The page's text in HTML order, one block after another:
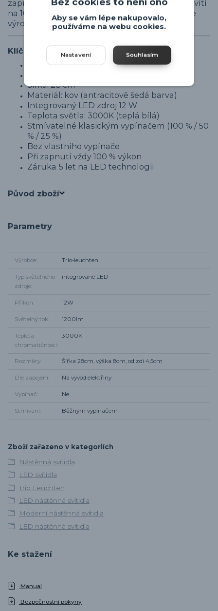
zapnutí (po delší době než cca 5 vteřin) se rozsvítí
na 100 % výkonu. Na LED technologii poskytuje
výrobce záruku 5 let.
Klíčové vlastnosti
LED nástěnné svítidlo
Šířka: 28 cm
Materiál: kov (antracitově šedá barva)
Integrovaný LED zdroj 12 W
Teplota světla: 3000K (teplá bílá)
Stmívatelné klasickým vypínačem (100 % / 50
% / 25 %)
Bez vlastního vypínače
Při zapnutí vždy 100 % výkon
Záruka 5 let na LED technologii
Původ zboží
Parametry
Výrobce Trio-leuchten
Typ světelného
zdroje
integrované LED
Příkon 12W
Světelný tok 1200lm
Teplota
chromatičnosti
3000K
Rozměry Šířka 28cm, výška 8cm, od zdi 4,5cm
Dle zapojení Na vývod elektřiny
Vypínač Ne
Stmívání Běžným vypínačem
Zboží zařazeno v kategoriích
Nástěnná svítidla
LED svítidla
Trio Leuchten
LED nástěnná svítidla
Moderní nástěnná svítidla
LED nástěnná svítidla
Ke stažení
Manual
Bezpečnostní pokyny
Aby se vám lépe nakupovalo,
používáme na webu cookies.
Nastavení Souhlasím